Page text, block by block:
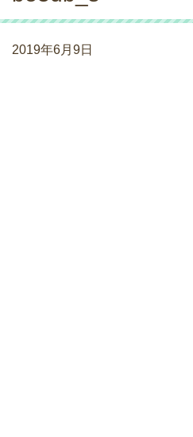
2019年6月9日